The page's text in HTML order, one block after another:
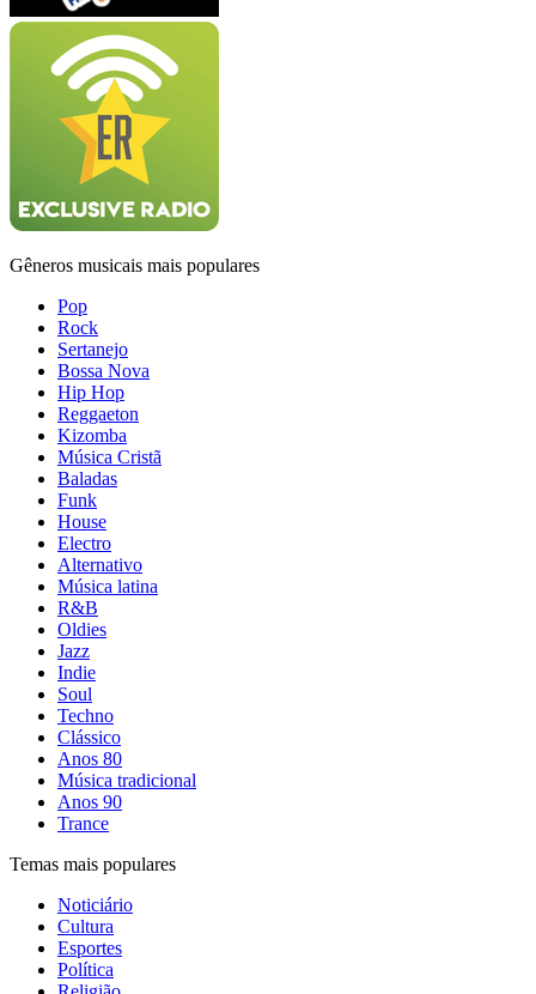
Gêneros musicais mais populares
Pop
Rock
Sertanejo
Bossa Nova
Hip Hop
Reggaeton
Kizomba
Música Cristã
Baladas
Funk
House
Electro
Alternativo
Música latina
R&B
Oldies
Jazz
Indie
Soul
Techno
Clássico
Anos 80
Música tradicional
Anos 90
Trance
Temas mais populares
Noticiário
Cultura
Esportes
Política